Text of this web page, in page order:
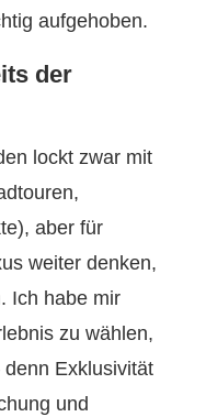
aufgehoben.
der
lockt zwar mit
aber für
weiter denken,
Ich habe mir
zu wählen,
Exklusivität
und